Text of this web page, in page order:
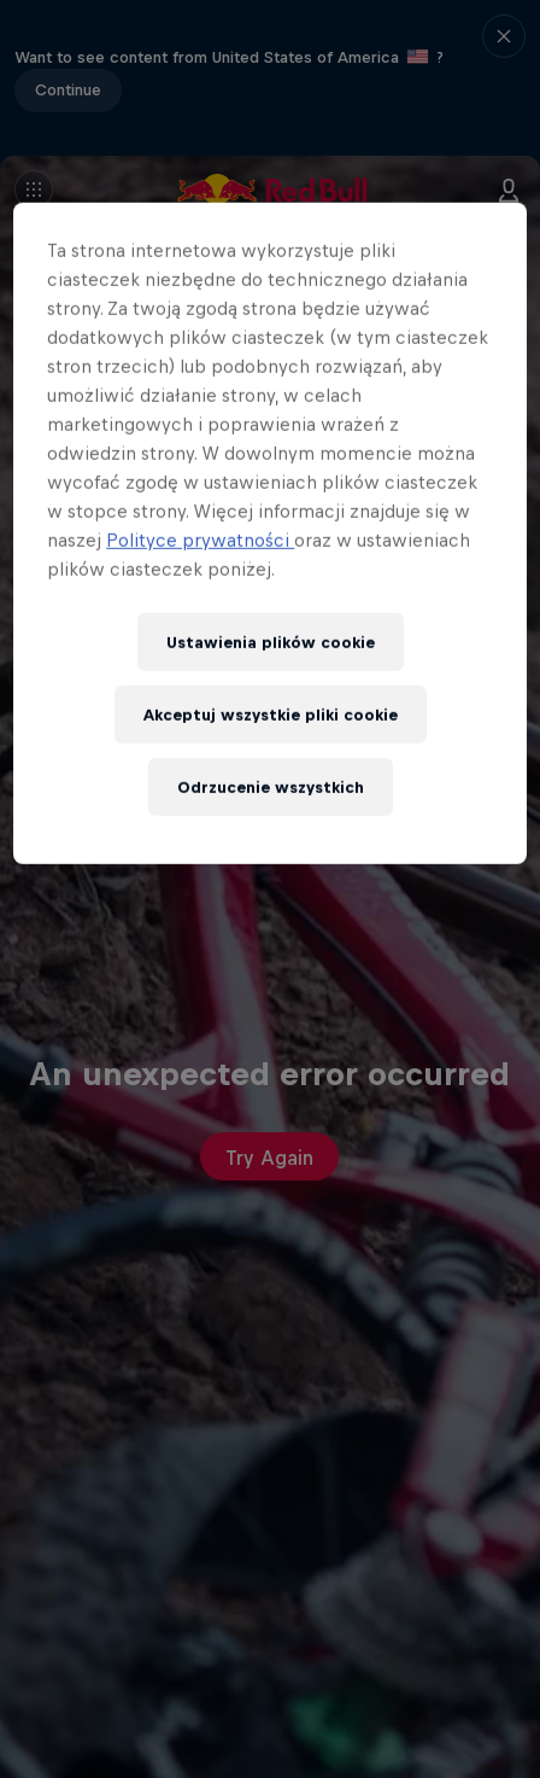
Want to see content from United States of America
?
Continue
An unexpected error occurred
Try Again
Ta strona internetowa wykorzystuje pliki
ciasteczek niezbędne do technicznego działania
strony. Za twoją zgodą strona będzie używać
dodatkowych plików ciasteczek (w tym ciasteczek
stron trzecich) lub podobnych rozwiązań, aby
umożliwić działanie strony, w celach
marketingowych i poprawienia wrażeń z
odwiedzin strony. W dowolnym momencie można
wycofać zgodę w ustawieniach plików ciasteczek
w stopce strony. Więcej informacji znajduje się w
naszej Polityce prywatnościoraz w ustawieniach
plików ciasteczek poniżej.
Ustawienia plików cookie
Odrzucenie wszystkich
Akceptuj wszystkie pliki cookie